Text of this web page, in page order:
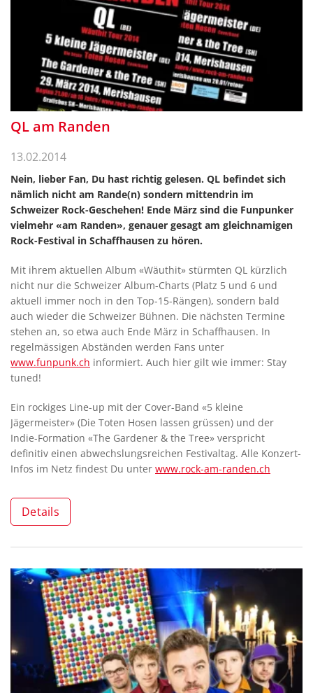
QL am Randen
13.02.2014
Nein, lieber Fan, Du hast richtig gelesen. QL befindet sich
nämlich nicht am Rande(n) sondern mittendrin im
Schweizer Rock-Geschehen! Ende März sind die Funpunker
vielmehr «am Randen», genauer gesagt am gleichnamigen
Rock-Festival in Schaffhausen zu hören.
Mit ihrem aktuellen Album «Wäuthit» stürmten QL kürzlich
nicht nur die Schweizer Album-Charts (Platz 5 und 6 und
aktuell immer noch in den Top-15-Rängen), sondern bald
auch wieder die Schweizer Bühnen. Die nächsten Termine
stehen an, so etwa auch Ende März in Schaffhausen. In
regelmässigen Abständen werden Fans unter
www.funpunk.ch informiert. Auch hier gilt wie immer: Stay
tuned!
Ein rockiges Line-up mit der Cover-Band «5 kleine
Jägermeister» (Die Toten Hosen lassen grüssen) und der
Indie-Formation «The Gardener & the Tree» verspricht
definitiv einen abwechslungsreichen Festivaltag. Alle Konzert-
Infos im Netz findest Du unter www.rock-am-randen.ch
Details